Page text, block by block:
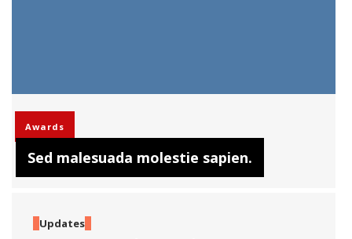
Awards
Sed malesuada molestie sapien.
Updates